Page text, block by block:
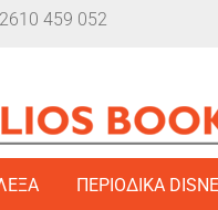
2610 459 052
ΠΕΡΙΟΔΙΚΑ